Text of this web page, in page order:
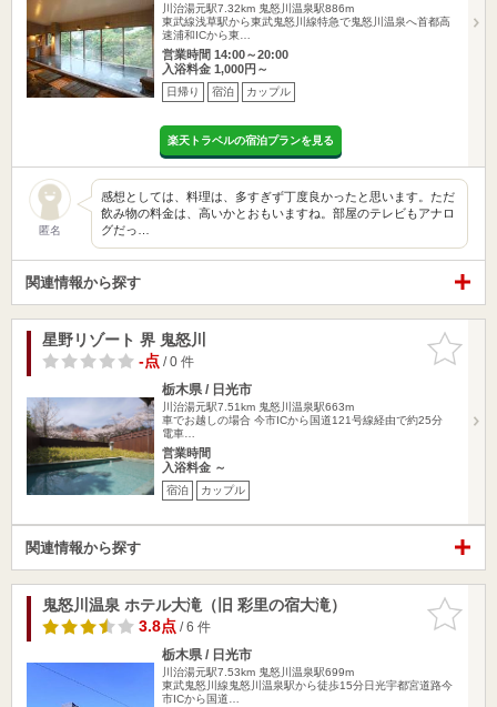
川治湯元駅7.32km 鬼怒川温泉駅886m
東武線浅草駅から東武鬼怒川線特急で鬼怒川温泉へ首都高
速浦和ICから東…
営業時間 14:00～20:00
入浴料金 1,000円～
日帰り 宿泊 カップル
楽天トラベルの宿泊プランを見る
匿名
感想としては、料理は、多すぎず丁度良かったと思います。ただ
飲み物の料金は、高いかとおもいますね。部屋のテレビもアナロ
グだっ…
関連情報から探す
お気に入
りに追加
星野リゾート 界 鬼怒川
-点/ 0 件
栃木県 / 日光市
川治湯元駅7.51km 鬼怒川温泉駅663m
車でお越しの場合 今市ICから国道121号線経由で約25分
電車…
営業時間
入浴料金 ～
宿泊 カップル
関連情報から探す
お気に入
りに追加
鬼怒川温泉 ホテル大滝（旧 彩里の宿大滝）
3.8点/ 6 件
栃木県 / 日光市
川治湯元駅7.53km 鬼怒川温泉駅699m
東武鬼怒川線鬼怒川温泉駅から徒歩15分日光宇都宮道路今
市ICから国道…